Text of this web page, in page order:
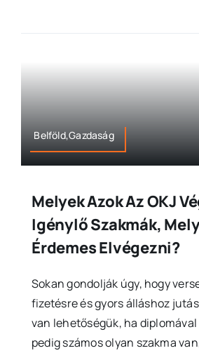
Belföld,Gazdaság
Melyek Azok Az OKJ
Igénylő Szakmák,
Érdemes Elvégezni?
Sokan gondolják úgy, hogy
fizetésre és gyors álláshoz
van lehetőségük, ha
pedig számos olyan szakma